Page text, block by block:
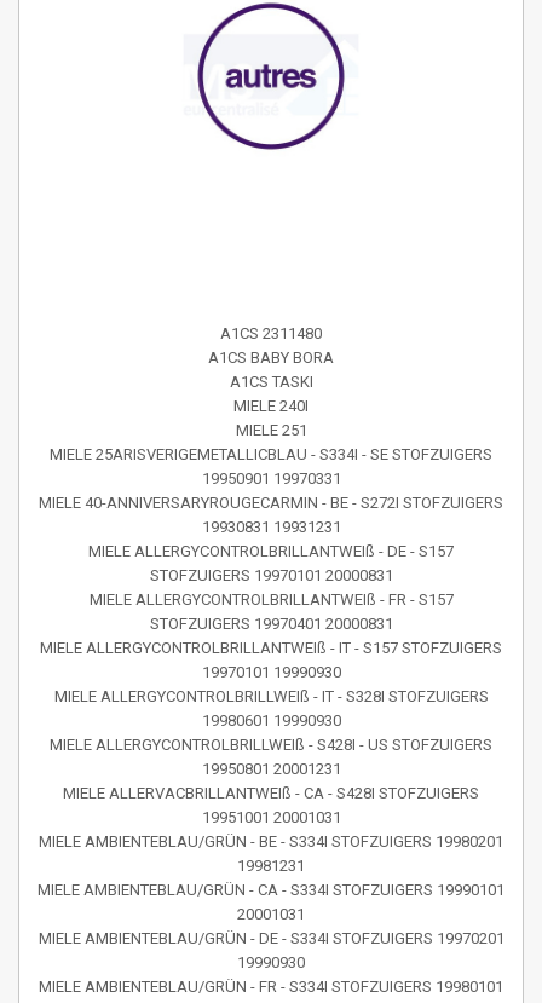
A1CS 2311480
A1CS BABY BORA
A1CS TASKI
MIELE 240I
MIELE 251
MIELE 25ARISVERIGEMETALLICBLAU - S334I - SE STOFZUIGERS
19950901 19970331
MIELE 40-ANNIVERSARYROUGECARMIN - BE - S272I STOFZUIGERS
19930831 19931231
MIELE ALLERGYCONTROLBRILLANTWEIß - DE - S157
STOFZUIGERS 19970101 20000831
MIELE ALLERGYCONTROLBRILLANTWEIß - FR - S157
STOFZUIGERS 19970401 20000831
MIELE ALLERGYCONTROLBRILLANTWEIß - IT - S157 STOFZUIGERS
19970101 19990930
MIELE ALLERGYCONTROLBRILLWEIß - IT - S328I STOFZUIGERS
19980601 19990930
MIELE ALLERGYCONTROLBRILLWEIß - S428I - US STOFZUIGERS
19950801 20001231
MIELE ALLERVACBRILLANTWEIß - CA - S428I STOFZUIGERS
19951001 20001031
MIELE AMBIENTEBLAU/GRÜN - BE - S334I STOFZUIGERS 19980201
19981231
MIELE AMBIENTEBLAU/GRÜN - CA - S334I STOFZUIGERS 19990101
20001031
MIELE AMBIENTEBLAU/GRÜN - DE - S334I STOFZUIGERS 19970201
19990930
MIELE AMBIENTEBLAU/GRÜN - FR - S334I STOFZUIGERS 19980101